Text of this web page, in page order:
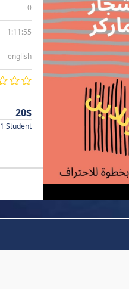
0
1:11:55
english
20$
1 Student